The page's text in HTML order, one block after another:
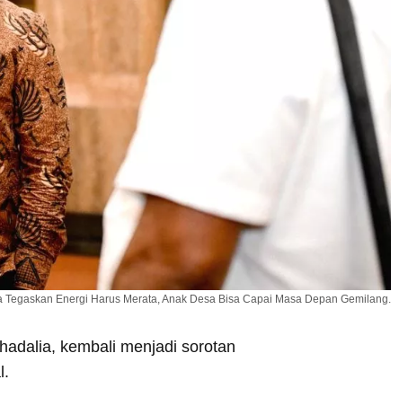
Energi Harus Merata, Anak Desa Bisa Capai Masa Depan Gemilang.
kembali menjadi sorotan